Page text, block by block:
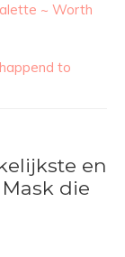
~ Worth
to
en
die